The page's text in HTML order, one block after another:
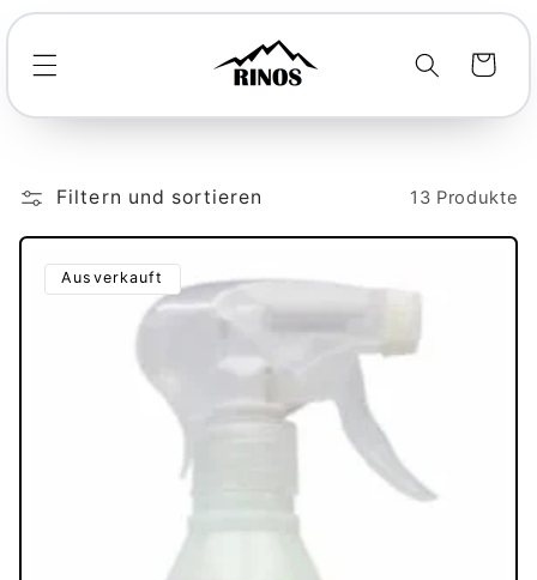
Direkt
Inhalt
Warenkorb
Filtern und sortieren 13 Produkte
Ausverkauft